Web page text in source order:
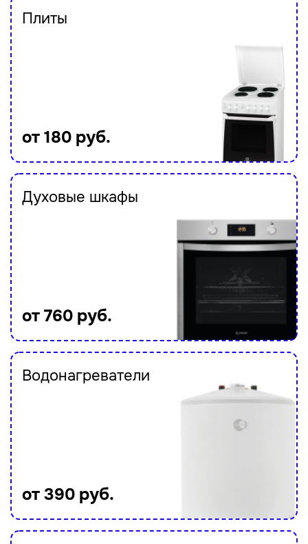
Плиты
от 180 руб.
Духовые шкафы
от 760 руб.
Водонагреватели
от 390 руб.